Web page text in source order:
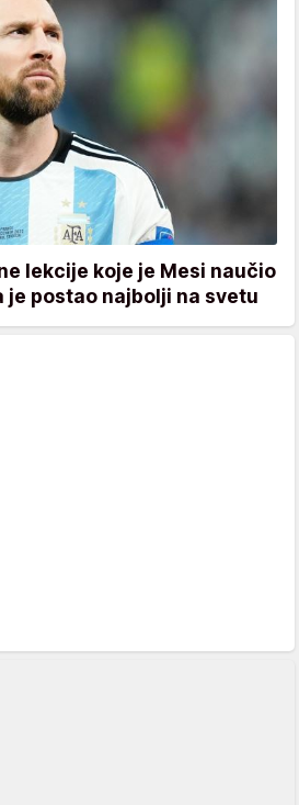
lekcije koje je Mesi naučio
je postao najbolji na svetu